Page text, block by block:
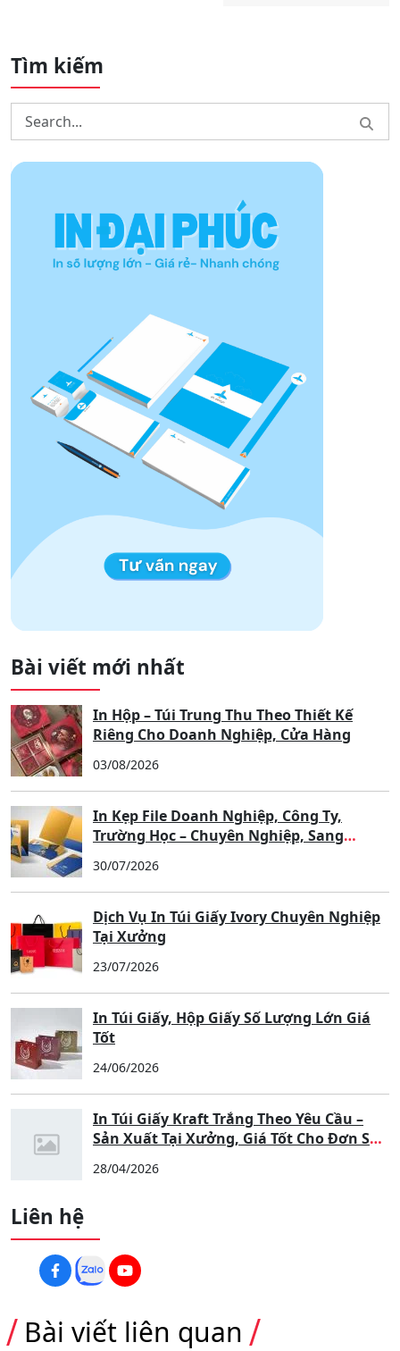
Tìm kiếm
Bài viết mới nhất
In Hộp – Túi Trung Thu Theo Thiết Kế
Riêng Cho Doanh Nghiệp, Cửa Hàng
03/08/2026
In Kẹp File Doanh Nghiệp, Công Ty,
Trường Học – Chuyên Nghiệp, Sang
30/07/2026
Dịch Vụ In Túi Giấy Ivory Chuyên Nghiệp
Tại Xưởng
23/07/2026
In Túi Giấy, Hộp Giấy Số Lượng Lớn Giá
Tốt
24/06/2026
In Túi Giấy Kraft Trắng Theo Yêu Cầu –
Sản Xuất Tại Xưởng, Giá Tốt Cho Đơn Số
28/04/2026
Liên hệ
Bài viết liên quan